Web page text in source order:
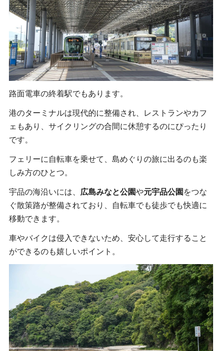
路面電車の終着駅でもあります。
港のターミナルは現代的に整備され、レストランやカフ
ェもあり、サイクリングの合間に休憩するのにぴったり
です。
フェリーに自転車を乗せて、島めぐりの旅に出るのも楽
しみ方のひとつ。
宇品の海沿いには、 広島みなと公園や元宇品公園 をつな
ぐ散策路が整備されており、自転車でも徒歩でも快適に
移動できます。
車やバイクは侵入できないため、安心して走行すること
ができるのも嬉しいポイント。